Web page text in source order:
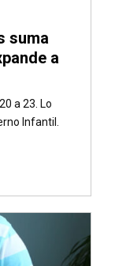
suma
a
a 23. Lo
Infantil.